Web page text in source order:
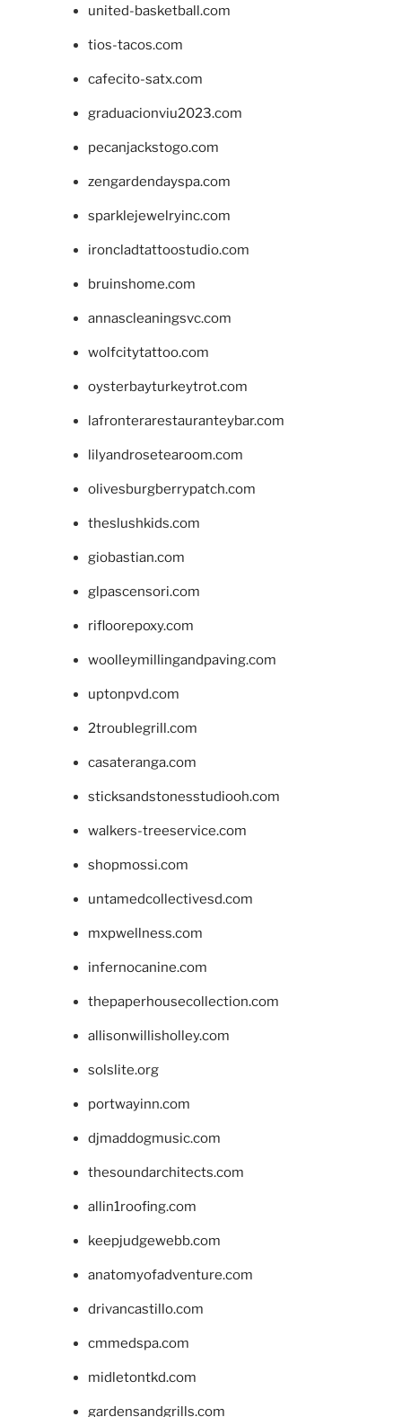
united-basketball.com
tios-tacos.com
cafecito-satx.com
graduacionviu2023.com
pecanjackstogo.com
zengardendayspa.com
sparklejewelryinc.com
ironcladtattoostudio.com
bruinshome.com
annascleaningsvc.com
wolfcitytattoo.com
oysterbayturkeytrot.com
lafronterarestauranteybar.com
lilyandrosetearoom.com
olivesburgberrypatch.com
theslushkids.com
giobastian.com
glpascensori.com
rifloorepoxy.com
woolleymillingandpaving.com
uptonpvd.com
2troublegrill.com
casateranga.com
sticksandstonesstudiooh.com
walkers-treeservice.com
shopmossi.com
untamedcollectivesd.com
mxpwellness.com
infernocanine.com
thepaperhousecollection.com
allisonwillisholley.com
solslite.org
portwayinn.com
djmaddogmusic.com
thesoundarchitects.com
allin1roofing.com
keepjudgewebb.com
anatomyofadventure.com
drivancastillo.com
cmmedspa.com
midletontkd.com
gardensandgrills.com